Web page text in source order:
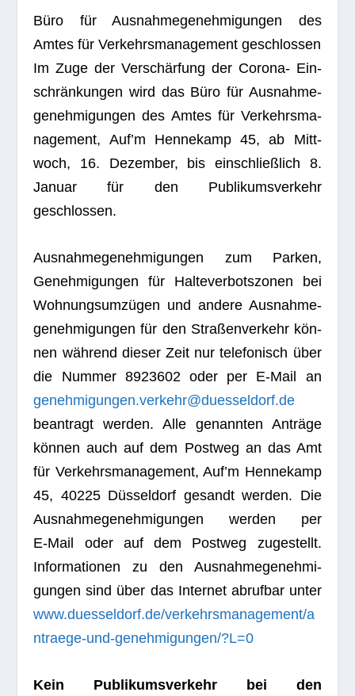
Büro für Aus­nah­me­ge­neh­mi­gun­gen des
Amtes für Ver­kehrs­ma­nage­ment geschlossen
Im Zuge der Ver­schär­fung der Corona- Ein­
schrän­kun­gen wird das Büro für Aus­nah­me­
ge­neh­mi­gun­gen des Amtes für Ver­kehrs­ma­
nage­ment, Auf’m Hen­ne­kamp 45, ab Mitt­
woch, 16. Dezem­ber, bis ein­schließ­lich 8.
Januar für den Publi­kums­ver­kehr
geschlossen.
Aus­nah­me­ge­neh­mi­gun­gen zum Par­ken,
Geneh­mi­gun­gen für Hal­te­ver­bots­zo­nen bei
Woh­nungs­um­zü­gen und andere Aus­nah­me­
ge­neh­mi­gun­gen für den Stra­ßen­ver­kehr kön­
nen wäh­rend die­ser Zeit nur tele­fo­nisch über
die Num­mer 8923602 oder per E‑Mail an
genehmigungen.verkehr@duesseldorf.de
bean­tragt wer­den. Alle genann­ten Anträge
kön­nen auch auf dem Post­weg an das Amt
für Ver­kehrs­ma­nage­ment, Auf’m Hen­ne­kamp
45, 40225 Düs­sel­dorf gesandt wer­den. Die
Aus­nah­me­ge­neh­mi­gun­gen wer­den per
E‑Mail oder auf dem Post­weg zuge­stellt.
Infor­ma­tio­nen zu den Aus­nah­me­ge­neh­mi­
gun­gen sind über das Inter­net abruf­bar unter
www.duesseldorf.de/verkehrsmanagement/a
ntraege-und-genehmigungen/?L=0
Kein Publi­kums­ver­kehr bei den